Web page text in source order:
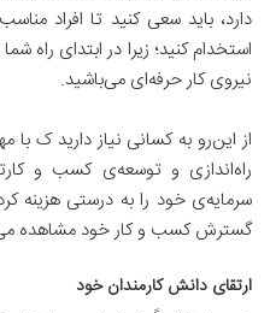
دارد، باید سعی کنید تا افراد
استخدام کنید؛ زیرا در ابتدای راه
نیروی کار حرفه‌ای می‌باشید.
از این‌رو به کسانی نیاز دارید ک
راه‌اندازی و توسعه‌ی کسب و
سرمایه‌ی خود را به درستی هزینه
گسترش کسب و کار خود مشاهده
ارتقای دانش کارمندان خود